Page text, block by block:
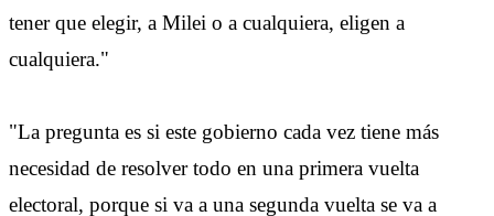
tener que elegir, a Milei o a cualquiera, eligen a
cualquiera."
"La pregunta es si este gobierno cada vez tiene más
necesidad de resolver todo en una primera vuelta
electoral, porque si va a una segunda vuelta se va a